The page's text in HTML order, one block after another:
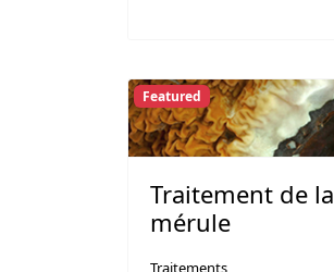
Featured
Traitement de la
mérule
Traitements